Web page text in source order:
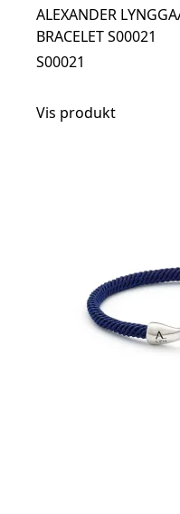
ALEXANDER
BRACELET S00021
S00021
Vis produkt